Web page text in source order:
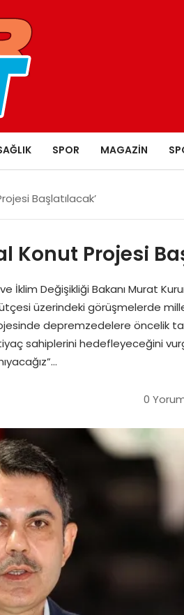
SPOR MAGAZIN
Başlatılacak’
Konut Projesi
İklim Değişikliği Bakanı Murat
üzerindeki görüşmelerde
depremzedelere öncelik
sahiplerini hedefleyeceğini
0